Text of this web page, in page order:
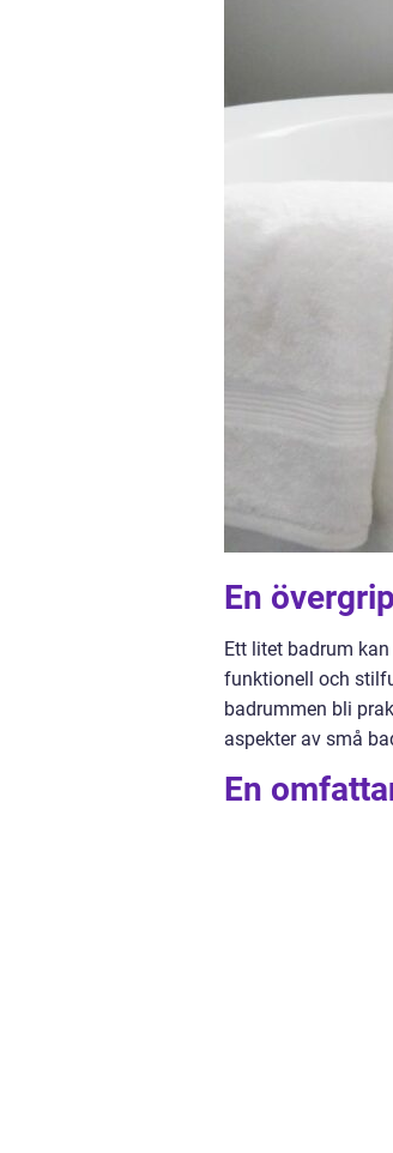
En
Ett litet badrum
funktionell och
badrummen bli
aspekter av små
En